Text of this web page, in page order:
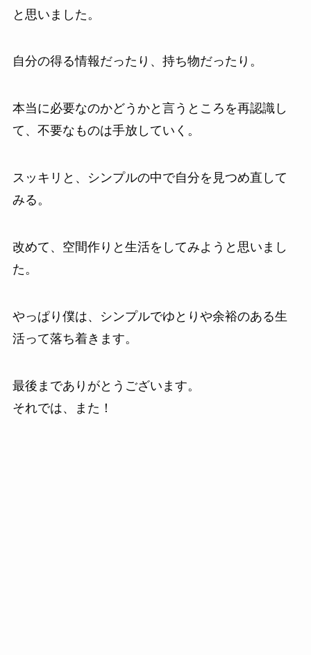
と思いました。
自分の得る情報だったり、持ち物だったり。
本当に必要なのかどうかと言うところを再認識し
て、不要なものは手放していく。
スッキリと、シンプルの中で自分を見つめ直して
みる。
改めて、空間作りと生活をしてみようと思いまし
た。
やっぱり僕は、シンプルでゆとりや余裕のある生
活って落ち着きます。
最後までありがとうございます。
それでは、また！